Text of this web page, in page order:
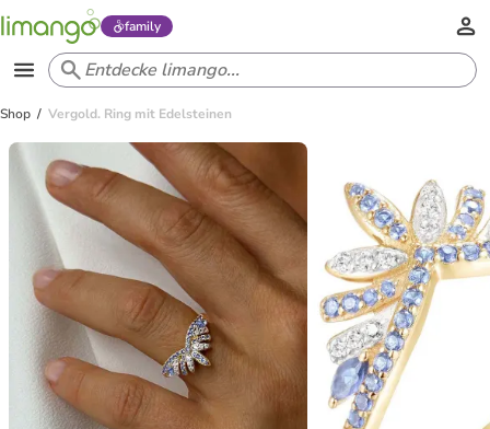
family
Shop Vergold. Ring mit Edelsteinen